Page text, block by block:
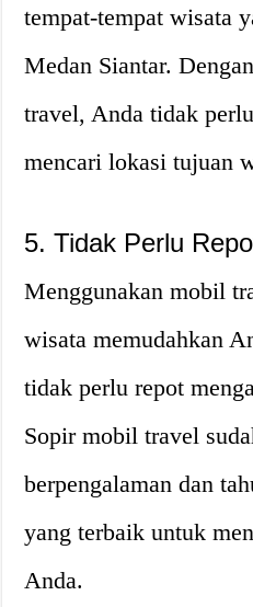
tempat-tempat wisata
Medan Siantar.
travel, Anda tidak
mencari lokasi tujuan
5. Tidak Perlu
Menggunakan mobil
wisata memudahkan
tidak perlu repot
Sopir mobil travel
berpengalaman dan
yang terbaik untuk
Anda.